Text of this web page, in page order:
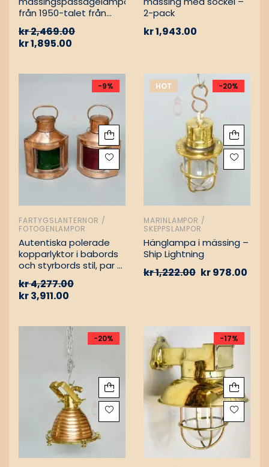
från 1950-talet från
kr2,469.00
kr1,895.00
2-pack
kr1,943.00
-9%
FARTYGSLANTERNOR /
FOTOGENLAMPOR
Autentiska polerade
kopparlyktor i babords
och styrbords stil, par –
oljelampor
kr4,277.00
kr3,911.00
HOT -20%
MARINLAMPOR /
SKEPPSLAMPOR
Hänglampa i mässing –
Ship Lightning
kr1,222.00 kr978.00
-20% -17%